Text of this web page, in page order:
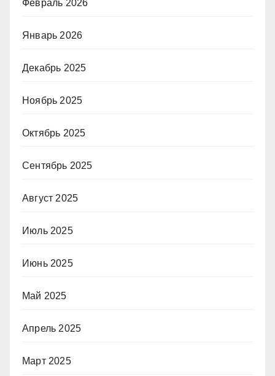
Февраль 2026
Январь 2026
Декабрь 2025
Ноябрь 2025
Октябрь 2025
Сентябрь 2025
Август 2025
Июль 2025
Июнь 2025
Май 2025
Апрель 2025
Март 2025